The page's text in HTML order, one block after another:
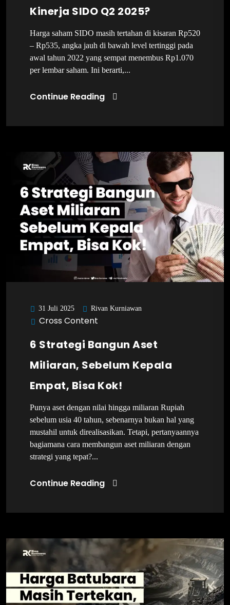
Kinerja SIDO Q2 2025?
Harga saham SIDO masih tertahan di kisaran Rp520
– Rp535, angka jauh di bawah level tertinggi pada
awal tahun 2022 yang sempat menembus Rp1.070
per lembar saham. Ini berarti,...
Continue Reading
31 Juli 2025 Rivan Kurniawan
Cross Content
6 Strategi Bangun Aset
Miliaran, Sebelum Kepala
Empat, Bisa Kok!
Punya aset dengan nilai hingga miliaran Rupiah
sebelum usia 40 tahun, sebenarnya bukan hal yang
mustahil untuk direalisasikan. Tetapi, pertanyaannya
bagiamana cara membangun aset miliaran dengan
strategi yang tepat?...
Continue Reading